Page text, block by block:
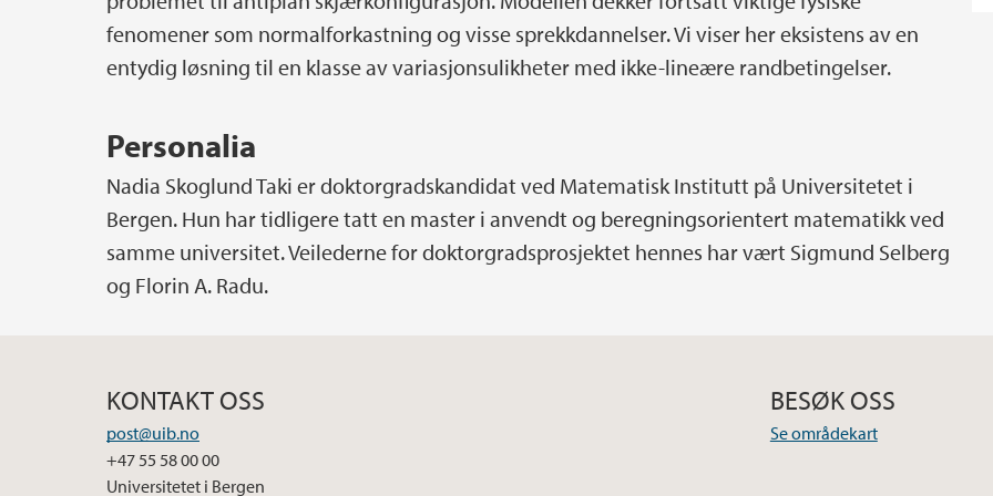
fenomener som normalforkastning og visse sprekkdannelser. Vi viser her eksistens av en
entydig løsning til en klasse av variasjonsulikheter med ikke-lineære randbetingelser.
Personalia
Nadia Skoglund Taki er doktorgradskandidat ved Matematisk Institutt på Universitetet i
Bergen. Hun har tidligere tatt en master i anvendt og beregningsorientert matematikk ved
samme universitet. Veilederne for doktorgradsprosjektet hennes har vært Sigmund Selberg
og Florin A. Radu.
KONTAKT OSS
post@uib.no
+47 55 58 00 00
Universitetet i Bergen
BESØK OSS
Se områdekart